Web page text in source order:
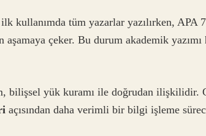
kullanımda tüm yazarlar yazılırken, APA
aşamaya çeker. Bu durum akademik yazımı
bilişsel yük kuramı ile doğrudan ilişkilidir.
açısından daha verimli bir bilgi işleme